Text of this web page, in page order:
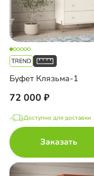
Буфет Клязьма-1
72 000
Доступно для доставки
Заказать